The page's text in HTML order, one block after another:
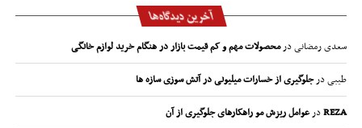
آخرین دیدگاه‌ها
سعدی رمضانیدرمحصولات مهم و کم قیمت بازار در هنگام خرید لوازم خانگی
طیبیدرجلوگیری از خسارات میلیونی در آتش سوزی سازه ها
REZAدرعوامل ریزش مو راهکارهای جلوگیری از آن